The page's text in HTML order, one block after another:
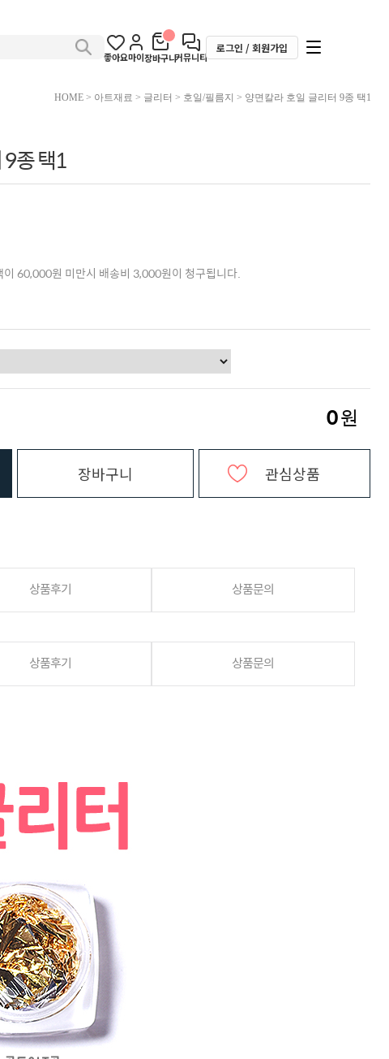
좋아요마이장바구니커뮤니티
로그인 / 회원가입
HOME> 아트재료 > 글리터 > 호일/필름지 > 양면칼라 호일 글리터 9종 택1
종 택1
이 60,000원 미만시 배송비 3,000원이 청구됩니다.
0원
장바구니 관심상품
상품후기 상품문의
상품후기 상품문의